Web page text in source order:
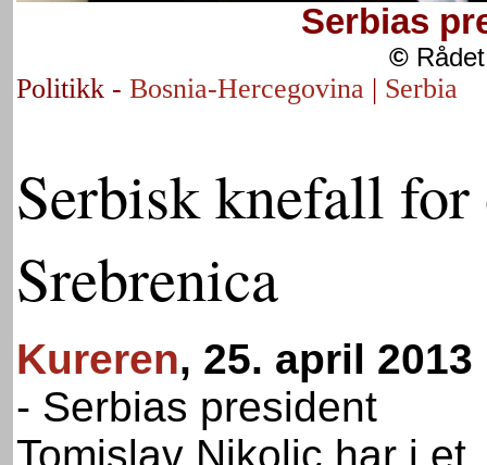
Serbias
©
Politikk - Bosnia-Hercegovina | Serbia
Serbisk knefall
Srebrenica
Kureren, 25. april 2013
- Serbias president
Tomislav Nikolic har i et